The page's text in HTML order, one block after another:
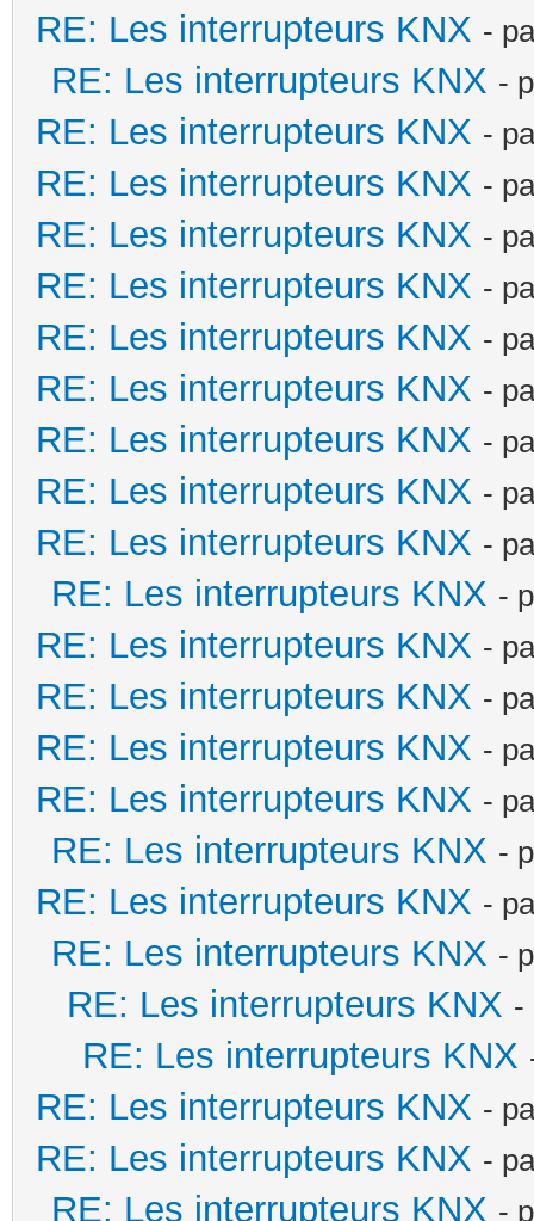
RE: Les interrupteurs KNX -
RE: Les interrupteurs KNX -
RE: Les interrupteurs KNX -
RE: Les interrupteurs KNX -
RE: Les interrupteurs KNX -
RE: Les interrupteurs KNX -
RE: Les interrupteurs KNX -
RE: Les interrupteurs KNX -
RE: Les interrupteurs KNX -
RE: Les interrupteurs KNX -
RE: Les interrupteurs KNX -
RE: Les interrupteurs KNX -
RE: Les interrupteurs KNX -
RE: Les interrupteurs KNX -
RE: Les interrupteurs KNX -
RE: Les interrupteurs KNX -
RE: Les interrupteurs KNX -
RE: Les interrupteurs KNX -
RE: Les interrupteurs KNX -
RE: Les interrupteurs KNX -
RE: Les interrupteurs KNX
RE: Les interrupteurs KNX -
RE: Les interrupteurs KNX -
RE: Les interrupteurs KNX -